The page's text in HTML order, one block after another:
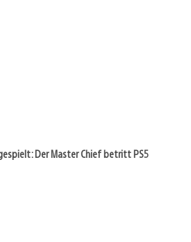
Der Master Chief betritt PS5